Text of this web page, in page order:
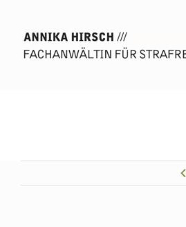
springen